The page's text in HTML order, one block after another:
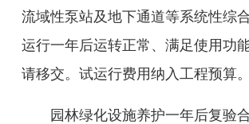
流域性泵站及地下通道等系统性综
运行一年后运转正常、满足使用功
请移交。试运行费用纳入工程预算。
园林绿化设施养护一年后复验